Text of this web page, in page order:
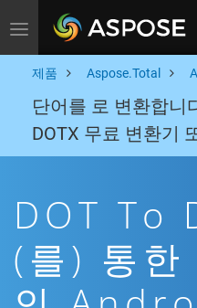
Toggle navigation
제품 Aspose.Total
단어를 로 변환합니
DOTX 무료 변환기
DOT To
(를) 통한